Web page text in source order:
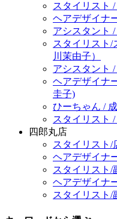
スタイリスト
ヘアデザイナ
アシスタント
スタイリスト/
川茉由子）
アシスタント
ヘアデザイナ
圭子)
ひーちゃん /
スタイリスト
四郎丸店
スタイリスト/
ヘアデザイナ
スタイリスト
ヘアデザイナ
スタイリスト